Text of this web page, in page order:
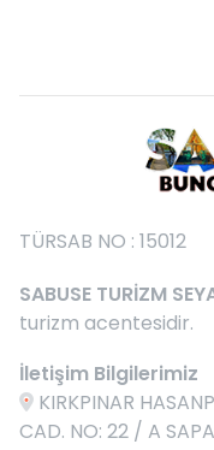
TÜRSAB NO : 15012
SABUSE TURİZM
turizm acentesidir.
İletişim Bilgilerimiz
KIRKPINAR
CAD. NO: 22 / A